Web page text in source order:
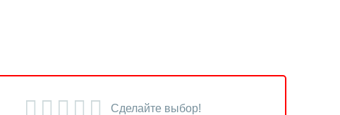
Сделайте выбор!